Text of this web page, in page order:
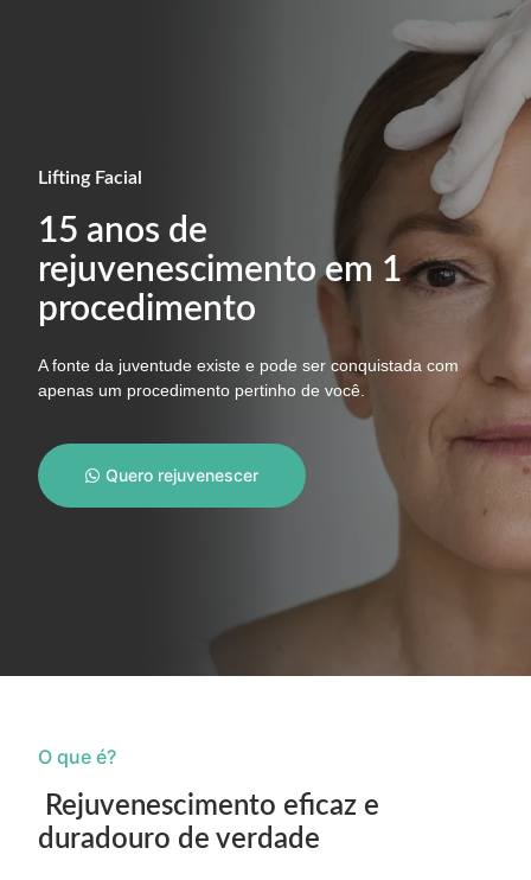
Lifting Facial
15 anos de
rejuvenescimento em 1
procedimento
A fonte da juventude existe e pode ser conquistada com
apenas um procedimento pertinho de você.
Quero rejuvenescer
O que é?
Rejuvenescimento eficaz e
duradouro de verdade